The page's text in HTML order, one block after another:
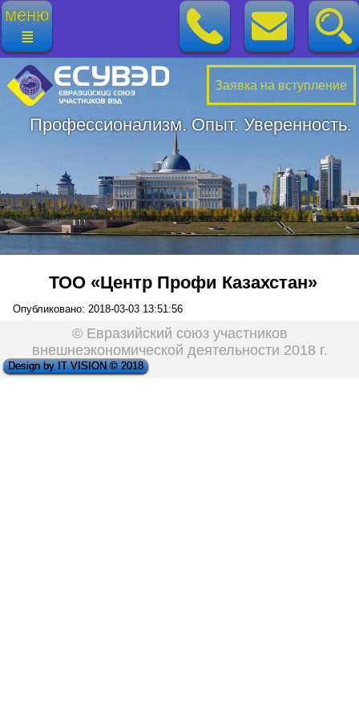
меню
≣
Профессионализм. Опыт. Уверенность.
Заявка на вступление
ТОО «Центр Профи Казахстан»
Опубликовано: 2018-03-03 13:51:56
© Евразийский союз участников
внешнеэкономической деятельности 2018 г.
Design by IT VISION © 2018